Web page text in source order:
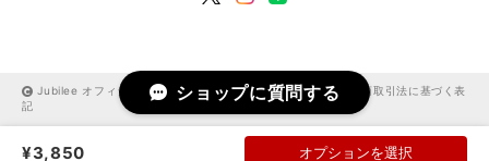
Jubilee オフィシャルショップ | プライバシーポリシー| 特定商取引法に基づく表
記
¥3,850 オプションを選択
ショップに質問する